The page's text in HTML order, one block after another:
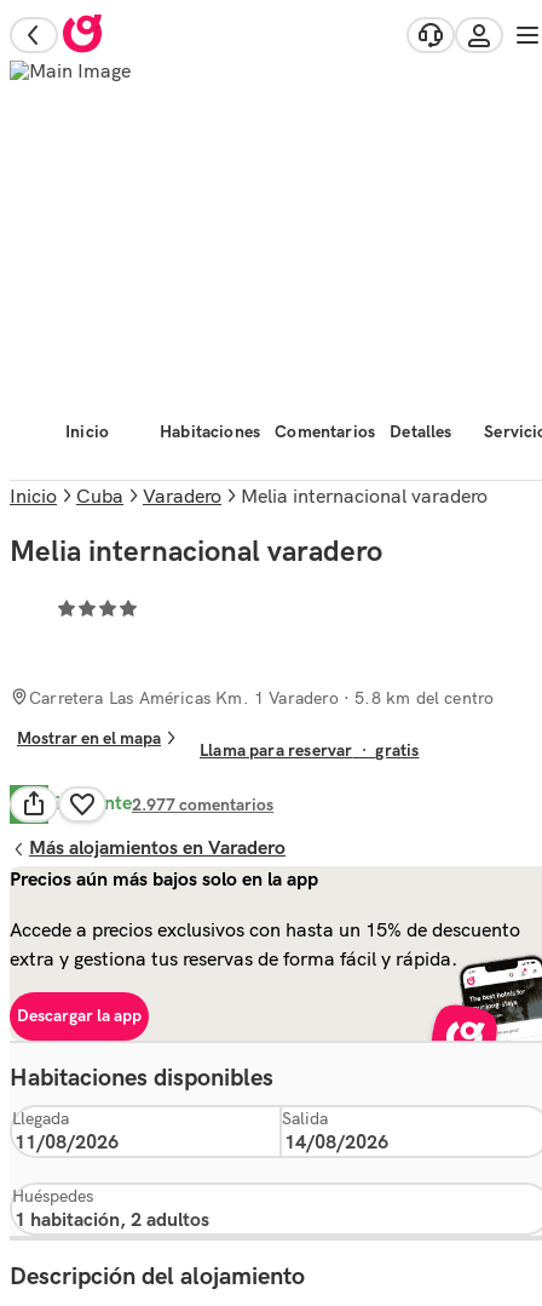
Inicio Habitaciones Comentarios Detalles
Inicio Cuba Varadero Melia internacional varadero
Melia internacional varadero
Carretera Las Américas Km. 1 Varadero· 5.8 km del centro
Mostrar en el mapa
Llama para reservar ·gratis
8.7 Excelente2.977comentarios
Más alojamientos en Varadero
Precios aún más bajos solo en la app
Accede a precios exclusivos con hasta un 15% de descuento
extra y gestiona tus reservas de forma fácil y rápida.
Descargar la app
Habitaciones disponibles
Llegada Salida
Huéspedes
Descripción del alojamiento